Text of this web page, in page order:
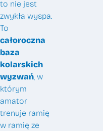
to nie jest
zwykła wyspa.
To
całoroczna
baza
kolarskich
wyzwań, w
którym
amator
trenuje ramię
w ramię ze